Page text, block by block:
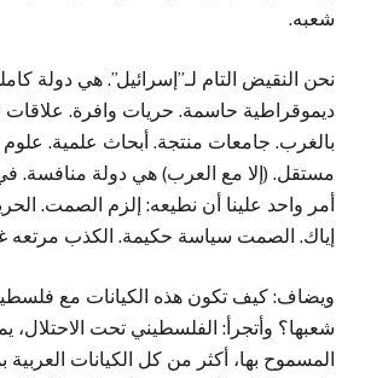
شعبه.
نحن النقيض التام لـ”إسرائيل”. هي دولة
ديموقراطية حاسمة. حريات وافرة.
بالغرب. جامعات منتجة. أبحاث علمية.
مستقل. (إلا مع العرب) هي دولة منافسة. في
أمر واحد علينا أن نطيعه: إلزم الصمت.
إياك. الصمت سياسة حكيمة. الكذب مرتعه
ويضاف: كيف تكون هذه الكيانات مع
شعبها؟ وأتجرأ: الفلسطيني تحت الاحتلال،
المسموح بها، أكثر من كل الكيانات العربية